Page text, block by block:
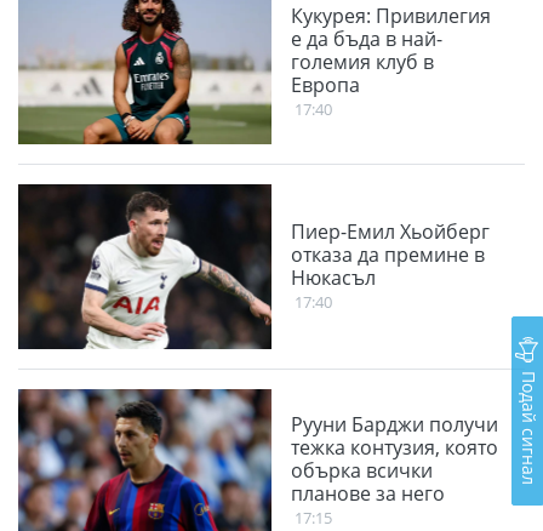
Кукурея: Привилегия
е да бъда в най-
големия клуб в
Европа
17:40
Пиер-Емил Хьойберг
отказа да премине в
Нюкасъл
17:40
Рууни Барджи получи
тежка контузия, която
обърка всички
планове за него
17:15
Подай сигнал